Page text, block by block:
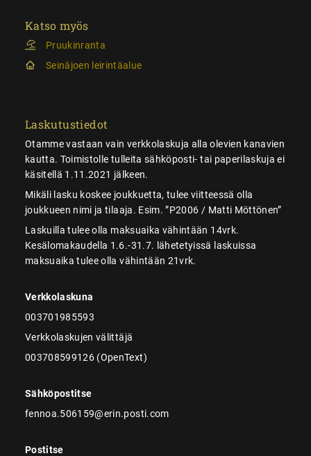
Katso myös
Pruukinranta
Seinäjoen leirintäalue
Laskutustiedot
Otamme vastaan vain verkkolaskuja alla olevien kanavien
kautta. Toimistolle tulleita sähköposti- tai paperilaskuja ei
käsitellä 1.11.2021 jälkeen.
Mikäli lasku koskee joukkuetta, tulee viitteessä olla
joukkueen nimi ja tilaaja. Esim. ”P2006 / Matti Möttönen”
Laskuilla tulee olla maksuaika vähintään 14vrk.
Kesälomakaudella 1.6.-31.7. lähetetyissä laskuissa
maksuaika tulee olla vähintään 21vrk.
Verkkolaskuna
003701985593
Verkkolaskujen välittäjä
003708599126 (OpenText)
Sähköpostitse
fennoa.506159@erin.posti.com
Postitse